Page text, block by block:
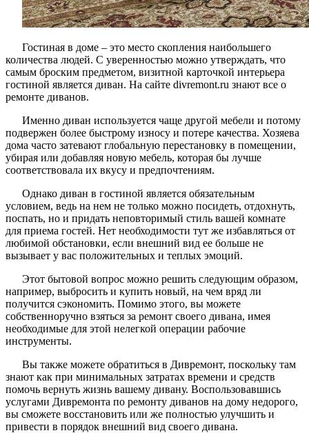
Гостиная в доме – это место скопления наибольшего
количества людей. С уверенностью можно утверждать, что
самым броским предметом, визитной карточкой интерьера
гостиной является диван. На сайте divremont.ru знают все о
ремонте диванов.
Именно диван используется чаще другой мебели и потому
подвержен более быстрому износу и потере качества. Хозяева
дома часто затевают глобальную перестановку в помещении,
убирая или добавляя новую мебель, которая бы лучше
соответствовала их вкусу и предпочтениям.
Однако диван в гостиной является обязательным
условием, ведь на нем не только можно посидеть, отдохнуть,
поспать, но и придать неповторимый стиль вашей комнате
для приема гостей. Нет необходимости тут же избавляться от
любимой обстановки, если внешний вид ее больше не
вызывает у вас положительных и теплых эмоций.
Этот бытовой вопрос можно решить следующим образом,
например, выбросить и купить новый, на чем вряд ли
получится сэкономить. Помимо этого, вы можете
собственноручно взяться за ремонт своего дивана, имея
необходимые для этой нелегкой операции рабочие
инструменты.
Вы также можете обратиться в Дивремонт, поскольку там
знают как при минимальных затратах времени и средств
помочь вернуть жизнь вашему дивану. Воспользовавшись
услугами Дивремонта по ремонту диванов на дому недорого,
вы сможете восстановить или же полностью улучшить и
привести в порядок внешний вид своего дивана.